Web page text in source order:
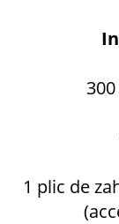
1 plic de